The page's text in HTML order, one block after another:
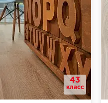
43
класс